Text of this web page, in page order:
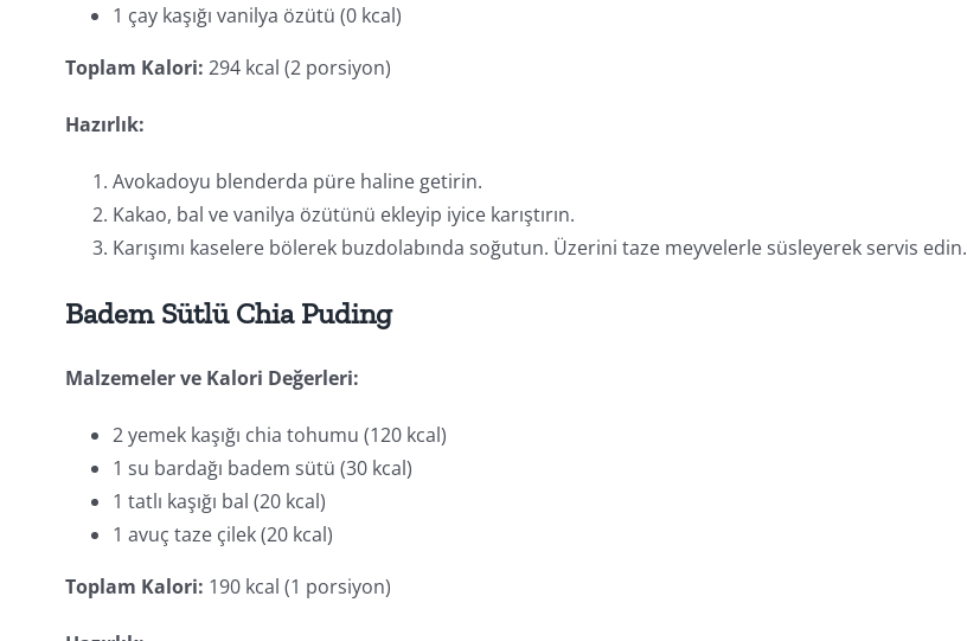
1 çay kaşığı vanilya özütü (0 kcal)
Toplam Kalori: 294 kcal (2 porsiyon)
Hazırlık:
Avokadoyu blenderda püre haline getirin.
Kakao, bal ve vanilya özütünü ekleyip iyice karıştırın.
Karışımı kaselere bölerek buzdolabında soğutun. Üzerini taze meyvelerle süsleyerek servis edin.
Badem Sütlü Chia Puding
Malzemeler ve Kalori Değerleri:
2 yemek kaşığı chia tohumu (120 kcal)
1 su bardağı badem sütü (30 kcal)
1 tatlı kaşığı bal (20 kcal)
1 avuç taze çilek (20 kcal)
Toplam Kalori: 190 kcal (1 porsiyon)